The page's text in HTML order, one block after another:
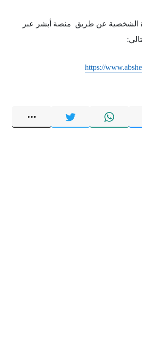
الشخصية عن طريق منصة أبشر عبر
https://